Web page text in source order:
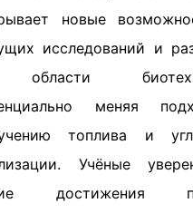
новые
исследований и
меняя
топлива и
Учёные
достижения